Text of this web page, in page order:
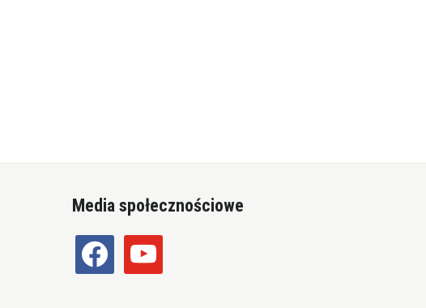
Media społecznościowe
facebook youtube